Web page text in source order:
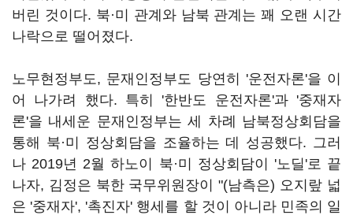
버린 것이다. 북·미 관계와 남북 관계는 꽤 오랜 시간
나락으로 떨어졌다.
노무현정부도, 문재인정부도 당연히 '운전자론'을 이
어 나가려 했다. 특히 '한반도 운전자론'과 '중재자
론'을 내세운 문재인정부는 세 차례 남북정상회담을
통해 북·미 정상회담을 조율하는 데 성공했다. 그러
나 2019년 2월 하노이 북·미 정상회담이 '노딜'로 끝
나자, 김정은 북한 국무위원장이 "(남측은) 오지랖 넓
은 '중재자', '촉진자' 행세를 할 것이 아니라 민족의 일